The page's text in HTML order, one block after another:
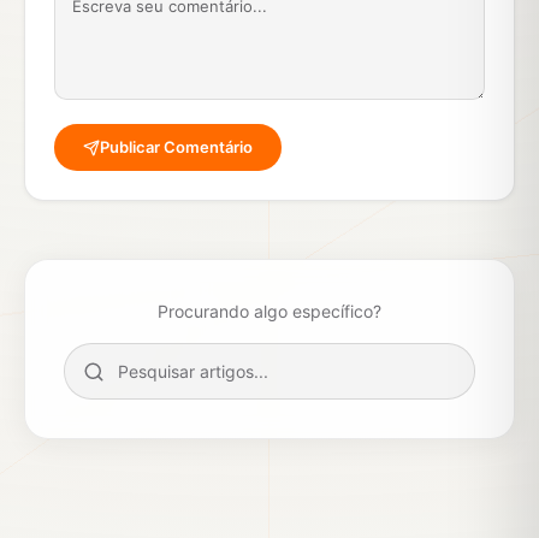
Publicar Comentário
Procurando algo específico?